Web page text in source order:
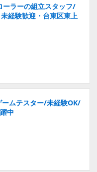
ーラーの組立スタッフ/
経験歓迎・台東区東上
ームテスター/未経験OK/
中